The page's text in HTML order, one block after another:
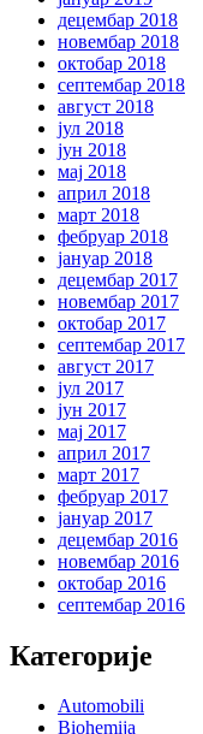
децембар 2018
новембар 2018
октобар 2018
септембар 2018
август 2018
јул 2018
јун 2018
мај 2018
април 2018
март 2018
фебруар 2018
јануар 2018
децембар 2017
новембар 2017
октобар 2017
септембар 2017
август 2017
јул 2017
јун 2017
мај 2017
април 2017
март 2017
фебруар 2017
јануар 2017
децембар 2016
новембар 2016
октобар 2016
септембар 2016
Категорије
Automobili
Biohemija